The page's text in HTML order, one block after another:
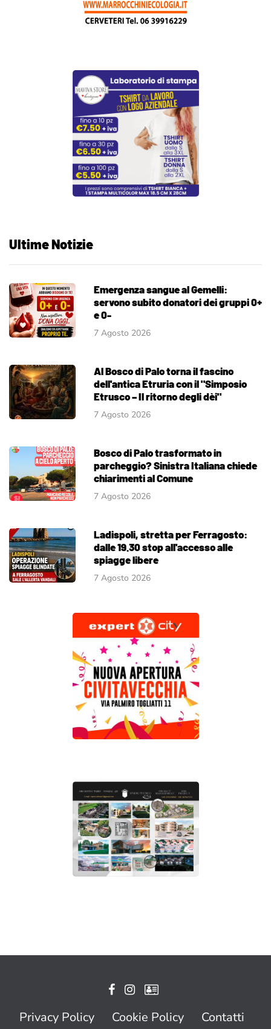
Ultime Notizie
Emergenza sangue al Gemelli:
servono subito donatori dei gruppi 0+
e 0-
7 Agosto 2026
Al Bosco di Palo torna il fascino
dell'antica Etruria con il "Simposio
Etrusco – Il ritorno degli dèi"
7 Agosto 2026
Bosco di Palo trasformato in
parcheggio? Sinistra Italiana chiede
chiarimenti al Comune
7 Agosto 2026
Ladispoli, stretta per Ferragosto:
dalle 19.30 stop all'accesso alle
spiagge libere
7 Agosto 2026
Privacy Policy Cookie Policy Contatti